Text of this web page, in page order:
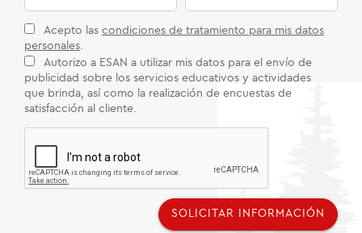
Acepto las condiciones de tratamiento para mis datos
personales
Autorizo a ESAN a utilizar mis datos para el envío de
publicidad sobre los servicios educativos y actividades
que brinda, así como la realización de encuestas de
satisfacción al cliente.
SOLICITAR INFORMACIÓN